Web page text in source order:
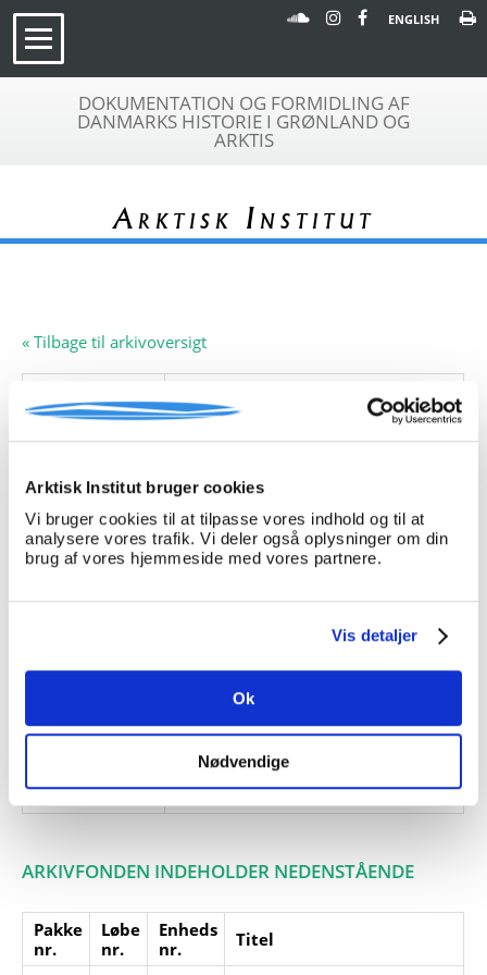
Arktisk Institut bruger cookies
Vi bruger cookies til at tilpasse vores indhold og til at
analysere vores trafik. Vi deler også oplysninger om din
brug af vores hjemmeside med vores partnere.
Vis detaljer
Ok
Nødvendige
ENGLISH
DOKUMENTATION OG FORMIDLING AF
DANMARKS HISTORIE I GRØNLAND OG
ARKTIS
Arktisk Institut
« Tilbage til arkivoversigt
A 423
Aage Glenstrup
Beskrivelse:
Denne arkivfond indeholder en
1953: dagbog, Grønlandsturen
1953. Samt afskrift af dagbogen.
Giver:
Jan Glenstrup
Accessionsdato:
Klausuler:
Henvisninger
fonde:
Personer:
ARKIVFONDEN INDEHOLDER NEDENSTÅENDE
Pakke
nr.
Løbe
nr.
Enheds
nr.
Titel